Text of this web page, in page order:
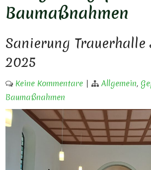
Baumaßnahmen
Sanierung
2025
Keine Kommentare | Allgemein,
Baumaßnahmen